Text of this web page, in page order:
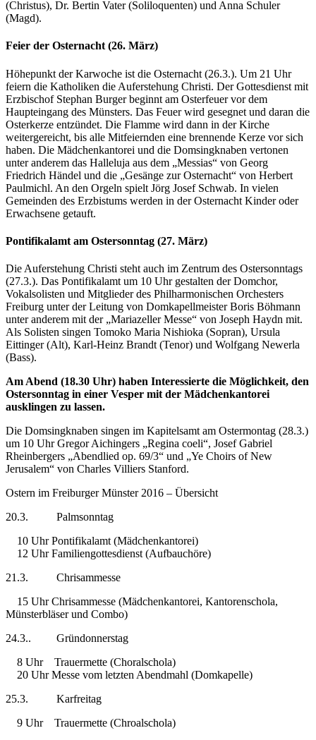
(Christus), Dr. Bertin Vater (Soliloquenten) und Anna Schuler
(Magd).
Feier der Osternacht (26. März)
Höhepunkt der Karwoche ist die Osternacht (26.3.). Um 21 Uhr
feiern die Katholiken die Auferstehung Christi. Der Gottesdienst mit
Erzbischof Stephan Burger beginnt am Osterfeuer vor dem
Haupteingang des Münsters. Das Feuer wird gesegnet und daran die
Osterkerze entzündet. Die Flamme wird dann in der Kirche
weitergereicht, bis alle Mitfeiernden eine brennende Kerze vor sich
haben. Die Mädchenkantorei und die Domsingknaben vertonen
unter anderem das Halleluja aus dem „Messias“ von Georg
Friedrich Händel und die „Gesänge zur Osternacht“ von Herbert
Paulmichl. An den Orgeln spielt Jörg Josef Schwab. In vielen
Gemeinden des Erzbistums werden in der Osternacht Kinder oder
Erwachsene getauft.
Pontifikalamt am Ostersonntag (27. März)
Die Auferstehung Christi steht auch im Zentrum des Ostersonntags
(27.3.). Das Pontifikalamt um 10 Uhr gestalten der Domchor,
Vokalsolisten und Mitglieder des Philharmonischen Orchesters
Freiburg unter der Leitung von Domkapellmeister Boris Böhmann
unter anderem mit der „Mariazeller Messe“ von Joseph Haydn mit.
Als Solisten singen Tomoko Maria Nishioka (Sopran), Ursula
Eittinger (Alt), Karl-Heinz Brandt (Tenor) und Wolfgang Newerla
(Bass).
Am Abend (18.30 Uhr) haben Interessierte die Möglichkeit, den
Ostersonntag in einer Vesper mit der Mädchenkantorei
ausklingen zu lassen.
Die Domsingknaben singen im Kapitelsamt am Ostermontag (28.3.)
um 10 Uhr Gregor Aichingers „Regina coeli“, Josef Gabriel
Rheinbergers „Abendlied op. 69/3“ und „Ye Choirs of New
Jerusalem“ von Charles Villiers Stanford.
Ostern im Freiburger Münster 2016 – Übersicht
20.3. Palmsonntag
10 Uhr Pontifikalamt (Mädchenkantorei)
12 Uhr Familiengottesdienst (Aufbauchöre)
21.3. Chrisammesse
15 Uhr Chrisammesse (Mädchenkantorei, Kantorenschola,
Münsterbläser und Combo)
24.3.. Gründonnerstag
8 Uhr Trauermette (Choralschola)
20 Uhr Messe vom letzten Abendmahl (Domkapelle)
25.3. Karfreitag
9 Uhr Trauermette (Chroalschola)